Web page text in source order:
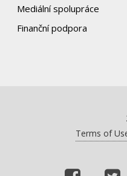
Mediální spolupráce
Finanční podpora
Terms of